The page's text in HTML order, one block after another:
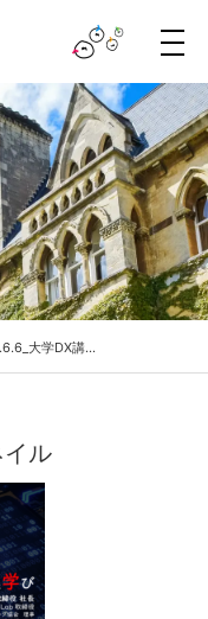
メ
ニ
ュ
ー
大学DX講…
ル